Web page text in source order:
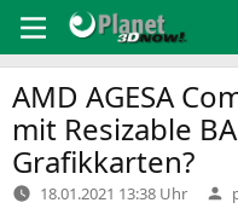
Inhalt
springen
AMD AGESA
mit Resizable
Grafikkarten?
18.01.2021 13:38 Uhr